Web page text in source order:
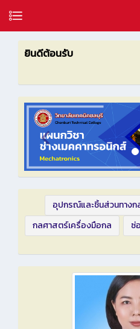
ยินดีต้อนรับ
อุปกรณ์และชิ้นส่วนทางก
กลศาสตร์เครื่องมือกล
ซ่